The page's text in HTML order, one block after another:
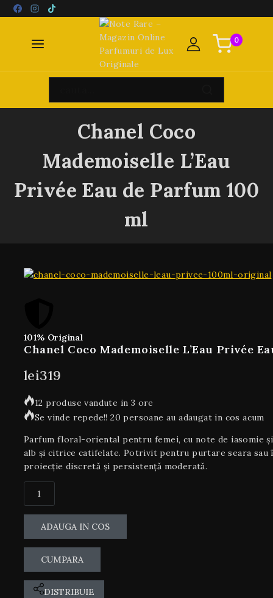
0
Chanel Coco
Mademoiselle L’Eau
Privée Eau de Parfum 100
ml
101% Original
Chanel Coco Mademoiselle L’Eau Privée
lei319
12 produse vandute in 3 ore
Se vinde repede!! 20 persoane au adaugat in cos acum
Parfum floral-oriental pentru femei, cu note de iasomie
alb și citrice catifelate. Potrivit pentru purtare seara sau
proiecție discretă și persistență moderată.
ADAUGA IN COS
CUMPARA
DISTRIBUIE